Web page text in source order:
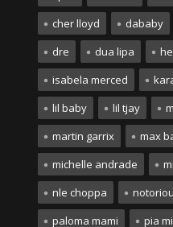
cher lloyd
dababy
dre
dua lipa
isabela merced
lil baby
lil tjay
martin garrix
max
michelle andrade
nle choppa
paloma mami
pia